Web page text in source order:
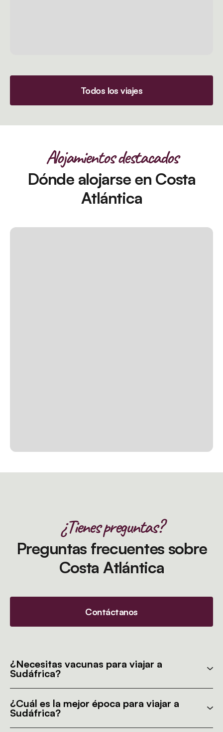
Todos los viajes
Alojamientos destacados
Dónde alojarse en Costa
Atlántica
¿Tienes preguntas?
Preguntas frecuentes sobre
Costa Atlántica
Contáctanos
¿Necesitas vacunas para viajar a
Sudáfrica?
¿Cuál es la mejor época para viajar a
Sudáfrica?